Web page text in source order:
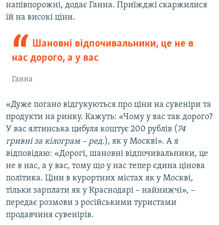
напівпорожні, додає Ганна. Приїжджі скаржилися
їй на високі ціни.
Шановні відпочивальники, це не в
нас дорого, а у вас
Ганна
«Дуже погано відгукуються про ціни на сувеніри та
продукти на ринку. Кажуть: «Чому у вас так дорого?
У вас ялтинська цибуля коштує 200 рублів ( 74
гривні за кілограм – ред.), як у Москві». А я
відповідаю: «Дорогі, шановні відпочивальники, це
не в нас, а у вас, тому що у нас тепер єдина цінова
політика. Ціни в курортних містах як у Москві,
тільки зарплати як у Краснодарі – найнижчі», –
передає розмови з російськими туристами
продавчиня сувенірів.